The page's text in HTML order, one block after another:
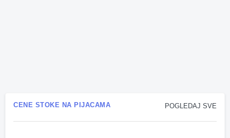
POGLEDAJ SVE
CENE STOKE NA PIJACAMA